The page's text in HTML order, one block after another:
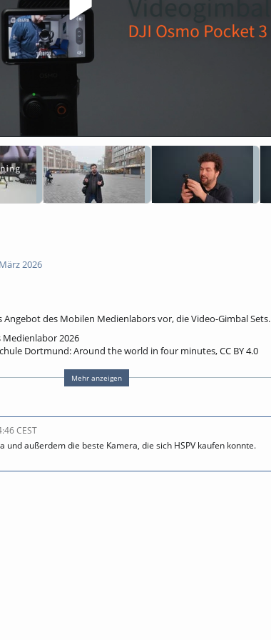
2026
des Mobilen Medienlabors vor, die Video-Gimbal Sets.
2026
Dortmund: Around the world in four minutes, CC BY 4.0
osmopocket 3
Mehr anzeigen
CEST
und außerdem die beste Kamera, die sich HSPV kaufen konnte.